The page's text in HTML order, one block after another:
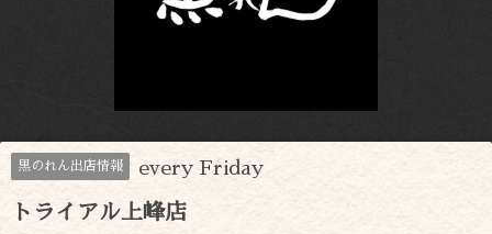
黒のれん出店情報 every Friday
トライアル上峰店